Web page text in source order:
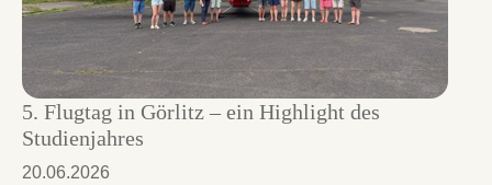
5. Flugtag in Görlitz – ein Highlight des
Studienjahres
20.06.2026